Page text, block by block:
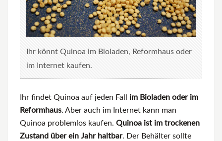
Ihr könnt Quinoa im Bioladen, Reformhaus oder
im Internet kaufen.
Ihr findet Quinoa auf jeden Fall
im Bioladen oder im
Reformhaus. Aber auch im Internet kann man
Quinoa problemlos kaufen. Quinoa ist im trockenen
Zustand über ein Jahr haltbar. Der Behälter sollte